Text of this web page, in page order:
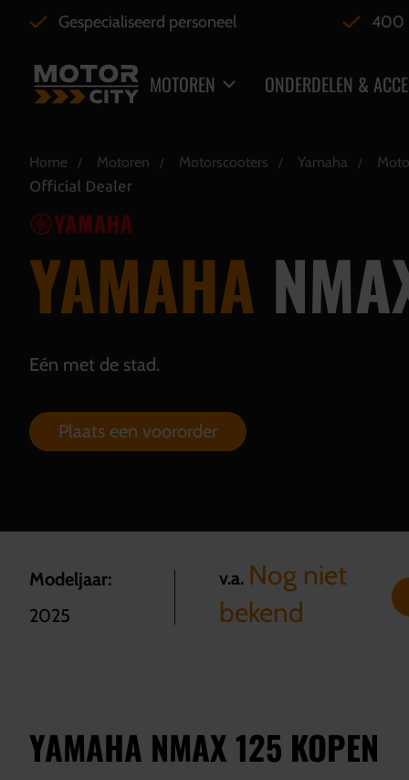
Gespecialiseerd personeel 400
MOTOREN ONDERDELEN &
Home Motoren Motorscooters Yamaha
YAMAHA
Eén met de stad.
Plaats een voororder
Modeljaar:
2025
v.a. Nog niet
bekend
YAMAHA NMAX 125 KOPEN